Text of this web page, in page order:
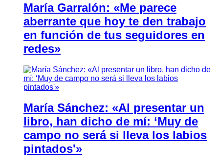
María Garralón: «Me parece
aberrante que hoy te den trabajo
en función de tus seguidores en
redes»
María Sánchez: «Al presentar un
libro, han dicho de mí: ‘Muy de
campo no será si lleva los labios
pintados'»